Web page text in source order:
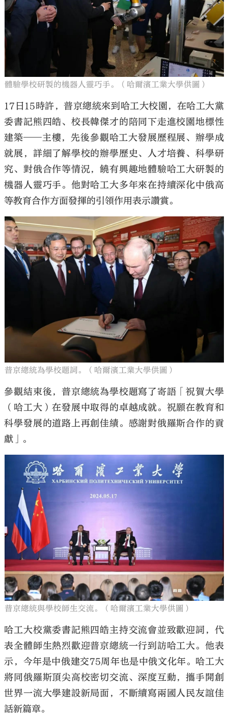
體驗學校研製的機器人靈巧手。（哈爾濱工業大學供圖）
17日15時許，普京總統來到哈工大校園，在哈工大黨
委書記熊四皓、校長韓傑才的陪同下走進校園地標性
建築——主樓，先後參觀哈工大發展歷程展、辦學成
就展，詳細了解學校的辦學歷史、人才培養、科學研
究、對俄合作等情況，饒有興趣地體驗哈工大研製的
機器人靈巧手。他對哈工大多年來在持續深化中俄高
等教育合作方面發揮的引領作用表示讚賞。
普京總統為學校題詞。（哈爾濱工業大學供圖）
參觀結束後，普京總統為學校題寫了寄語「祝賀大學
（哈工大）在發展中取得的卓越成就。祝願在教育和
科學發展的道路上再創佳績。感謝對俄羅斯合作的貢
獻」。
普京總統與學校師生交流。（哈爾濱工業大學供圖）
哈工大校黨委書記熊四皓主持交流會並致歡迎詞，代
表全體師生熱烈歡迎普京總統一行到訪哈工大。他表
示，今年是中俄建交75周年也是中俄文化年。哈工大
將同俄羅斯頂尖高校密切交流、深度互動，攜手開創
世界一流大學建設新局面，不斷續寫兩國人民友誼佳
話新篇章。